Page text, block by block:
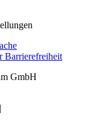
Barrierefreiheit
GmbH
|